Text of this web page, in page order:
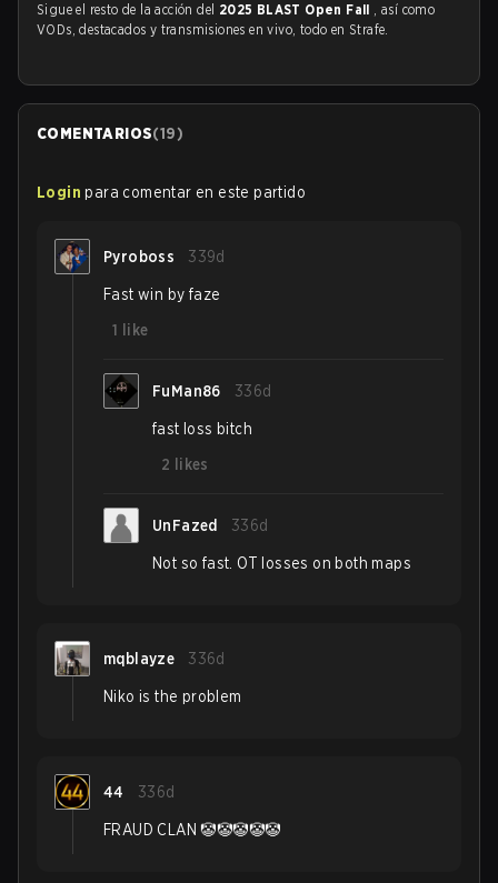
Sigue el resto de la acción del 2025 BLAST Open Fall , así como
VODs, destacados y transmisiones en vivo, todo en Strafe.
COMENTARIOS(19)
Login para comentar en este partido
Pyroboss 339d
Fast win by faze
1
like
FuMan86 336d
fast loss bitch
2
likes
UnFazed 336d
Not so fast. OT losses on both maps
mqblayze 336d
Niko is the problem
44 336d
FRAUD CLAN 🤡🤡🤡🤡🤡